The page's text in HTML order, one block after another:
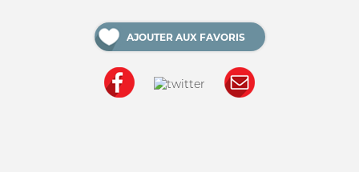
AJOUTER AUX FAVORIS